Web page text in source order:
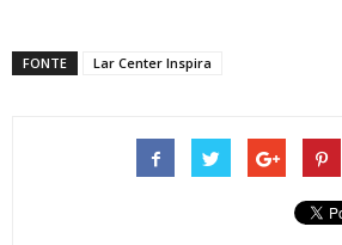
FONTE Lar Center Inspira